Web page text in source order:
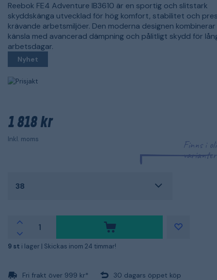
Reebok FE4 Adventure IB3610 är en sportig och slitstark
skyddskänga utvecklad för hög komfort, stabilitet och
krävande arbetsmiljöer. Den moderna designen
känsla med avancerad dämpning och pålitligt skydd för
arbetsdagar.
Nyhet
1 818 kr
Inkl. moms
Finns i
varianter
38
9 st i lager | Skickas inom 24 timmar!
Fri frakt över 999 kr* 30 dagars öppet köp